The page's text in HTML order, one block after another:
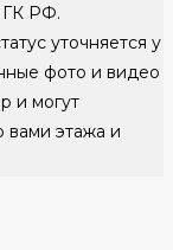
ГК РФ.
уточняется у
фото и видео
и могут
вами этажа и